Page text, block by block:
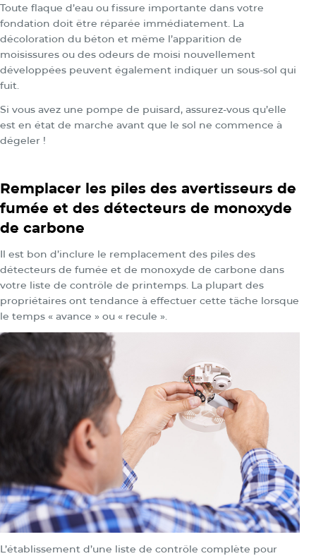
Toute flaque d’eau ou fissure importante dans votre
fondation doit être réparée immédiatement. La
décoloration du béton et même l’apparition de
moisissures ou des odeurs de moisi nouvellement
développées peuvent également indiquer un sous-sol qui
fuit.
Si vous avez une pompe de puisard, assurez-vous qu’elle
est en état de marche avant que le sol ne commence à
dégeler !
Remplacer les piles des avertisseurs de
fumée et des détecteurs de monoxyde
de carbone
Il est bon d’inclure le remplacement des piles des
détecteurs de fumée et de monoxyde de carbone dans
votre liste de contrôle de printemps. La plupart des
propriétaires ont tendance à effectuer cette tâche lorsque
le temps « avance » ou « recule ».
L’établissement d’une liste de contrôle complète pour